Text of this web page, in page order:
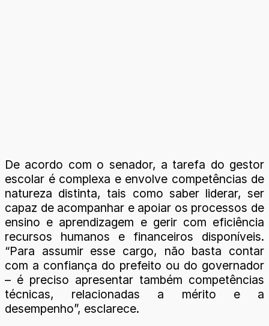
De acordo com o senador, a tarefa do gestor
escolar é complexa e envolve competências de
natureza distinta, tais como saber liderar, ser
capaz de acompanhar e apoiar os processos de
ensino e aprendizagem e gerir com eficiência
recursos humanos e financeiros disponíveis.
“Para assumir esse cargo, não basta contar
com a confiança do prefeito ou do governador
– é preciso apresentar também competências
técnicas, relacionadas a mérito e a
desempenho”, esclarece.